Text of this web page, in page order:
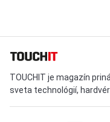
TOUCHIT je magazín
sveta technológií,